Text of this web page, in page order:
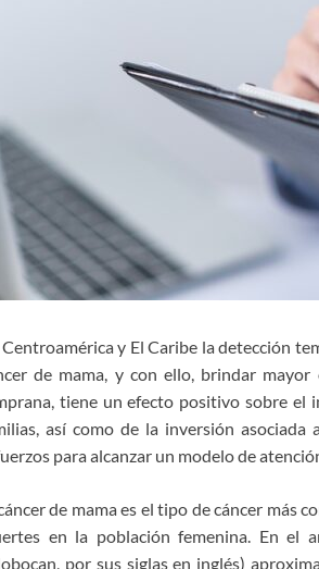
Centroamérica y El Caribe la detección
de mama, y con ello, brindar
tiene un efecto positivo sobre el
así como de la inversión
para alcanzar un modelo de
de mama es el tipo de cáncer más
en la población femenina. En el
por sus siglas en inglés)